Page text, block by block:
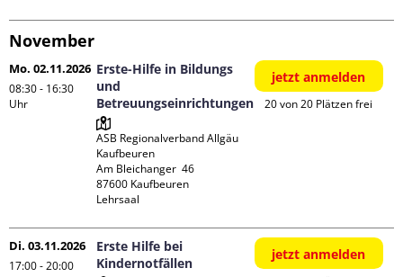
November
Mo. 02.11.2026
08:30 - 16:30
Uhr
Erste-Hilfe in Bildungs
und
Betreuungseinrichtungen
ASB Regionalverband Allgäu
Kaufbeuren
Am Bleichanger  46
87600 Kaufbeuren
Lehrsaal
jetzt anmelden
20 von 20 Plätzen frei
Di. 03.11.2026
17:00 - 20:00
Erste Hilfe bei
Kindernotfällen
jetzt anmelden